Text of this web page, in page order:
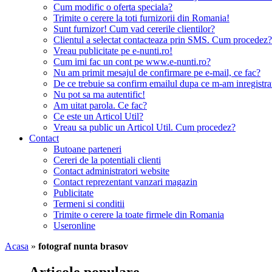
Cum modific o oferta speciala?
Trimite o cerere la toti furnizorii din Romania!
Sunt furnizor! Cum vad cererile clientilor?
Clientul a selectat contacteaza prin SMS. Cum procedez?
Vreau publicitate pe e-nunti.ro!
Cum imi fac un cont pe www.e-nunti.ro?
Nu am primit mesajul de confirmare pe e-mail, ce fac?
De ce trebuie sa confirm emailul dupa ce m-am
Nu pot sa ma autentific!
Am uitat parola. Ce fac?
Ce este un Articol Util?
Vreau sa public un Articol Util. Cum procedez?
Contact
Butoane parteneri
Cereri de la potentiali clienti
Contact administratori website
Contact reprezentant vanzari magazin
Publicitate
Termeni si conditii
Trimite o cerere la toate firmele din Romania
Useronline
Acasa » fotograf nunta brasov